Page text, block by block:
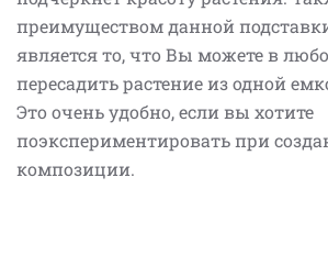
преимуществом данной
является то, что Вы можете в
пересадить растение из одной
Это очень удобно, если вы хотите
поэкспериментировать при
композиции.